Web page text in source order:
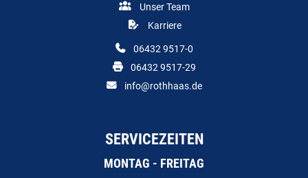
Unser Team
Karriere
06432 9517-0
06432 9517-29
info@rothhaas.de
SERVICEZEITEN
MONTAG - FREITAG